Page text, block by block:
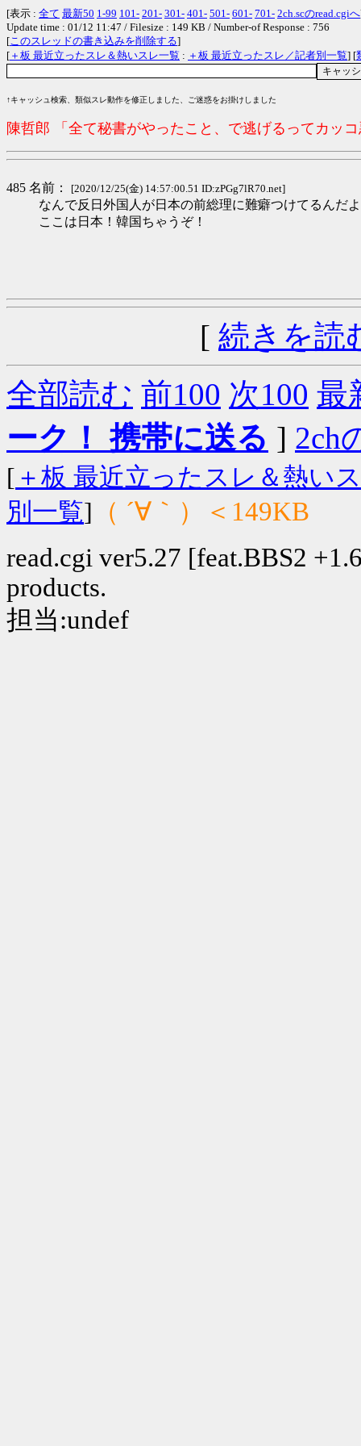
[表示 : 全て 最新50 1-99 101- 201- 301- 401- 501- 601- 701- 2ch.scのread.cgiへ
Update time : 01/12 11:47 / Filesize : 149 KB / Number-of Response : 756
[このスレッドの書き込みを削除する]
[ ＋板 最近立ったスレ＆熱いスレ一覧 : ＋板 最近立ったスレ／記者別一覧] [
↑キャッシュ検索、類似スレ動作を修正しました、ご迷惑をお掛けしました
陳哲郎 「全て秘書がやったこと、で逃げるってカッ
485 名前： [2020/12/25(金) 14:57:00.51 ID:zPGg7lR70.net]
なんで反日外国人が日本の前総理に難癖つけてるんだ
ここは日本！韓国ちゃうぞ！
[ 続きを読
全部読む 前100 次100 最
ーク！ 携帯に送る ] 2ch
[ ＋板 最近立ったスレ＆熱い
別一覧] （ ´∀｀）＜149KB
read.cgi ver5.27 [feat.BBS2
products.
担当:undef